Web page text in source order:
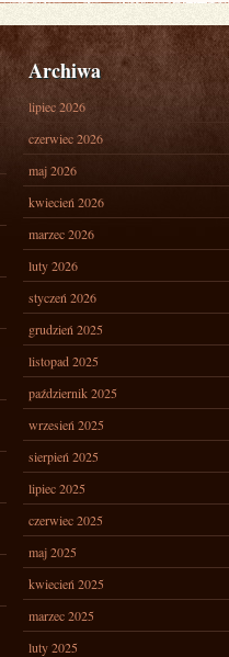
Archiwa
lipiec 2026
czerwiec 2026
maj 2026
kwiecień 2026
marzec 2026
luty 2026
styczeń 2026
grudzień 2025
listopad 2025
październik 2025
wrzesień 2025
sierpień 2025
lipiec 2025
czerwiec 2025
maj 2025
kwiecień 2025
marzec 2025
luty 2025